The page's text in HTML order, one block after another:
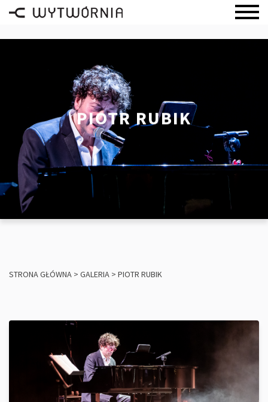
PIOTR RUBIK
STRONA GŁÓWNA > GALERIA > PIOTR RUBIK